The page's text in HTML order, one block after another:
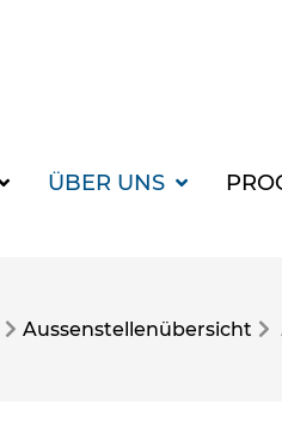
ÜBER UNS
Aussenstellenübersicht